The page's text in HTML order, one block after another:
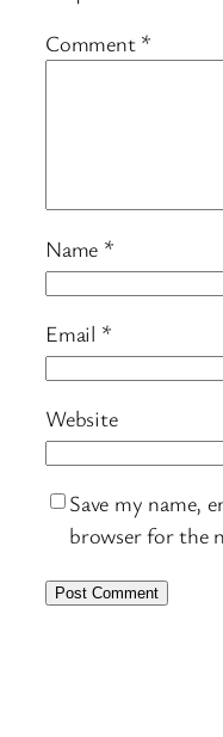
Comment *
Name *
Email *
Website
Save my name,
browser for the